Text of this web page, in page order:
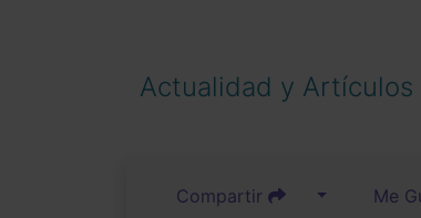
Actualidad y Artículos
Compartir Me